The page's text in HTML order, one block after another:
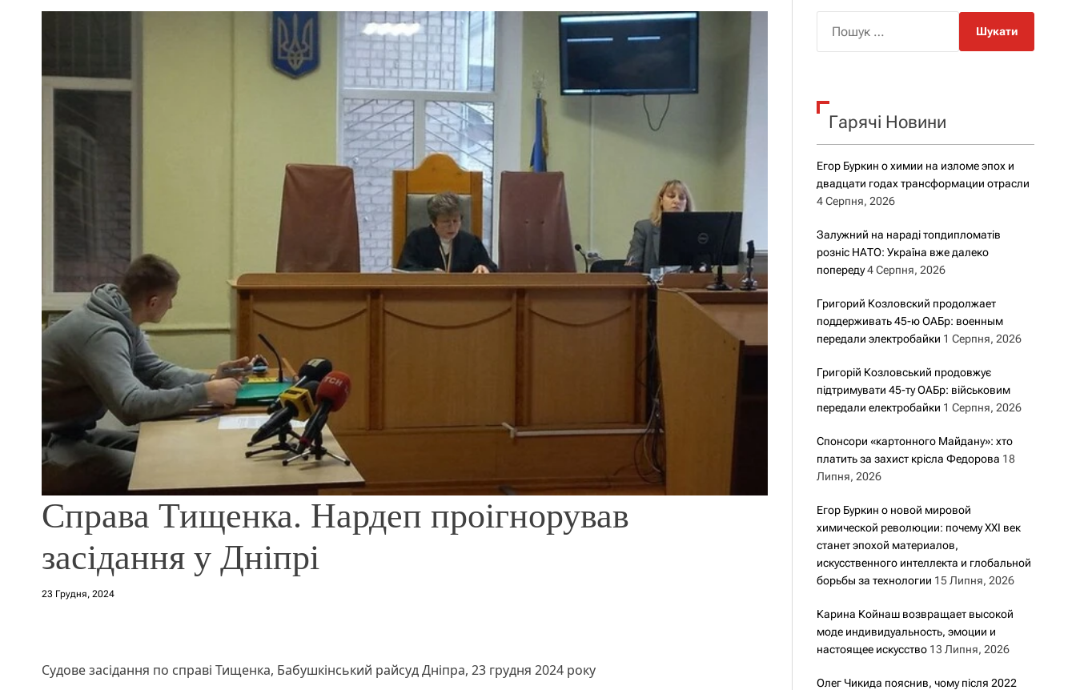
о
у
Справа Тищенка. Нардеп проігнорував
засідання у Дніпрі
23 Грудня, 2024
Судове засідання по справі Тищенка, Бабушкінський райсуд Дніпра, 23 грудня 2024 року
к
Гарячі Новини
Егор Буркин о химии на изломе эпох и
двадцати годах трансформации отрасли
4 Серпня, 2026
Залужний на нараді топдипломатів
розніс НАТО: Україна вже далеко
попереду 4 Серпня, 2026
Григорий Козловский продолжает
поддерживать 45-ю ОАБр: военным
передали электробайки 1 Серпня, 2026
Григорій Козловський продовжує
підтримувати 45-ту ОАБр: військовим
передали електробайки 1 Серпня, 2026
Спонсори «картонного Майдану»: хто
платить за захист крісла Федорова 18
Липня, 2026
Егор Буркин о новой мировой
химической революции: почему XXI век
станет эпохой материалов,
искусственного интеллекта и глобальной
борьбы за технологии 15 Липня, 2026
Карина Койнаш возвращает высокой
моде индивидуальность, эмоции и
настоящее искусство 13 Липня, 2026
Олег Чикида пояснив, чому після 2022